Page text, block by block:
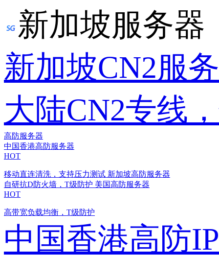
新加坡服务器
新加坡CN2服
大陆CN2专线
高防服务器
中国香港高防服务器
HOT
移动直连清洗，支持压力测试 新加坡高防服务器
自研抗D防火墙，T级防护 美国高防服务器
HOT
高带宽负载均衡，T级防护
中国香港高防IP